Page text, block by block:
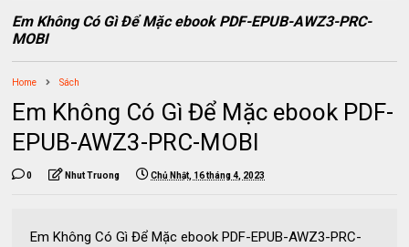
Em Không Có Gì Để Mặc ebook PDF-EPUB-AWZ3-PRC-
MOBI
Home Sách
Em Không Có Gì Để Mặc ebook PDF-
EPUB-AWZ3-PRC-MOBI
0 Nhut Truong Chủ Nhật, 16 tháng 4, 2023
Em Không Có Gì Để Mặc ebook PDF-EPUB-AWZ3-PRC-